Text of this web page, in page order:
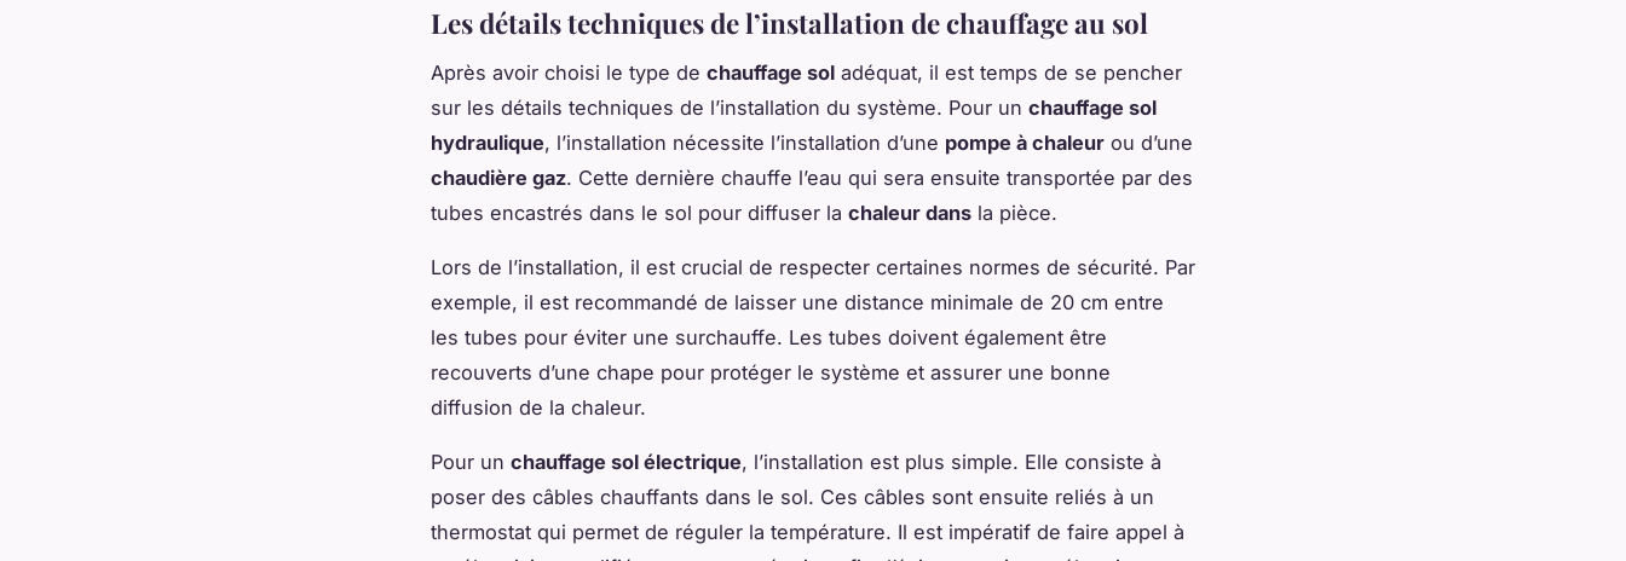
Les détails techniques de l’installation de chauffage au sol
Après avoir choisi le type de chauffage sol adéquat, il est temps de se pencher
sur les détails techniques de l’installation du système. Pour un chauffage sol
hydraulique, l’installation nécessite l’installation d’une pompe à chaleur ou d’une
chaudière gaz. Cette dernière chauffe l’eau qui sera ensuite transportée par des
tubes encastrés dans le sol pour diffuser la chaleur dans la pièce.
Lors de l’installation, il est crucial de respecter certaines normes de sécurité. Par
exemple, il est recommandé de laisser une distance minimale de 20 cm entre
les tubes pour éviter une surchauffe. Les tubes doivent également être
recouverts d’une chape pour protéger le système et assurer une bonne
diffusion de la chaleur.
Pour un chauffage sol électrique, l’installation est plus simple. Elle consiste à
poser des câbles chauffants dans le sol. Ces câbles sont ensuite reliés à un
thermostat qui permet de réguler la température. Il est impératif de faire appel à